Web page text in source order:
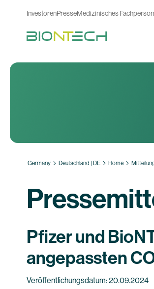
InvestorenPresseMedizinisches
Germany Deutschland | DE Home
Pfizer und
angepassten
Veröffentlichungsdatum: 20.09.2024